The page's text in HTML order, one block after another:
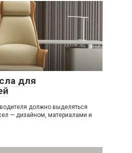
для
должно выделяться
— дизайном, материалами и